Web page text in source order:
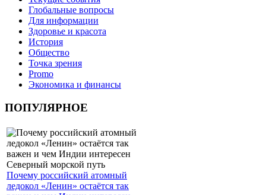
Глобальные вопросы
Для информации
Здоровье и красота
История
Общество
Точка зрения
Promo
Экономика и финансы
ПОПУЛЯРНОЕ
Почему российский атомный
ледокол «Ленин» остаётся так